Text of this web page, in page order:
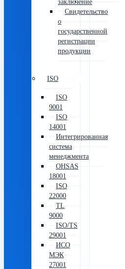
заключение
Свидетельство
о
государственной
регистрации
продукции
ISO
ISO
9001
ISO
14001
Интегрированная
система
менеджмента
OHSAS
18001
ISO
22000
TL
9000
ISO/TS
29001
ИСО
МЭК
27001